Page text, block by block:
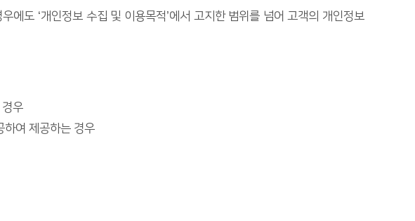
도 ‘개인정보 수집 및 이용목적’에서 고지한 범위를 넘어 고객의 개인정보
우
하여 제공하는 경우